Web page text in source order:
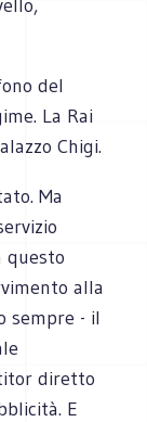
del
La Rai
Chigi.
Ma
questo
alla
sempre - il
diretto
E